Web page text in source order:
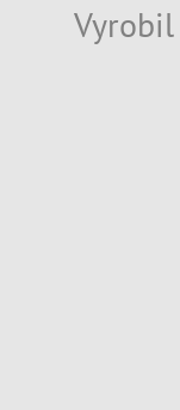
Vyrobil